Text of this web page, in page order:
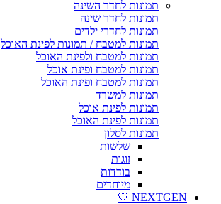
תמונות לחדר השינה
תמונות לחדר שינה
תמונות לחדרי ילדים
תמונות למטבח / תמונות לפינת האוכל
תמונות למטבח ולפינת האוכל
תמונות למטבח ופינת אוכל
תמונות למטבח ופינת האוכל
תמונות למשרד
תמונות לפינת אוכל
תמונות לפינת האוכל
תמונות לסלון
שלשות
זוגות
בודדות
מיוחדים
NEXTGEN 🤍